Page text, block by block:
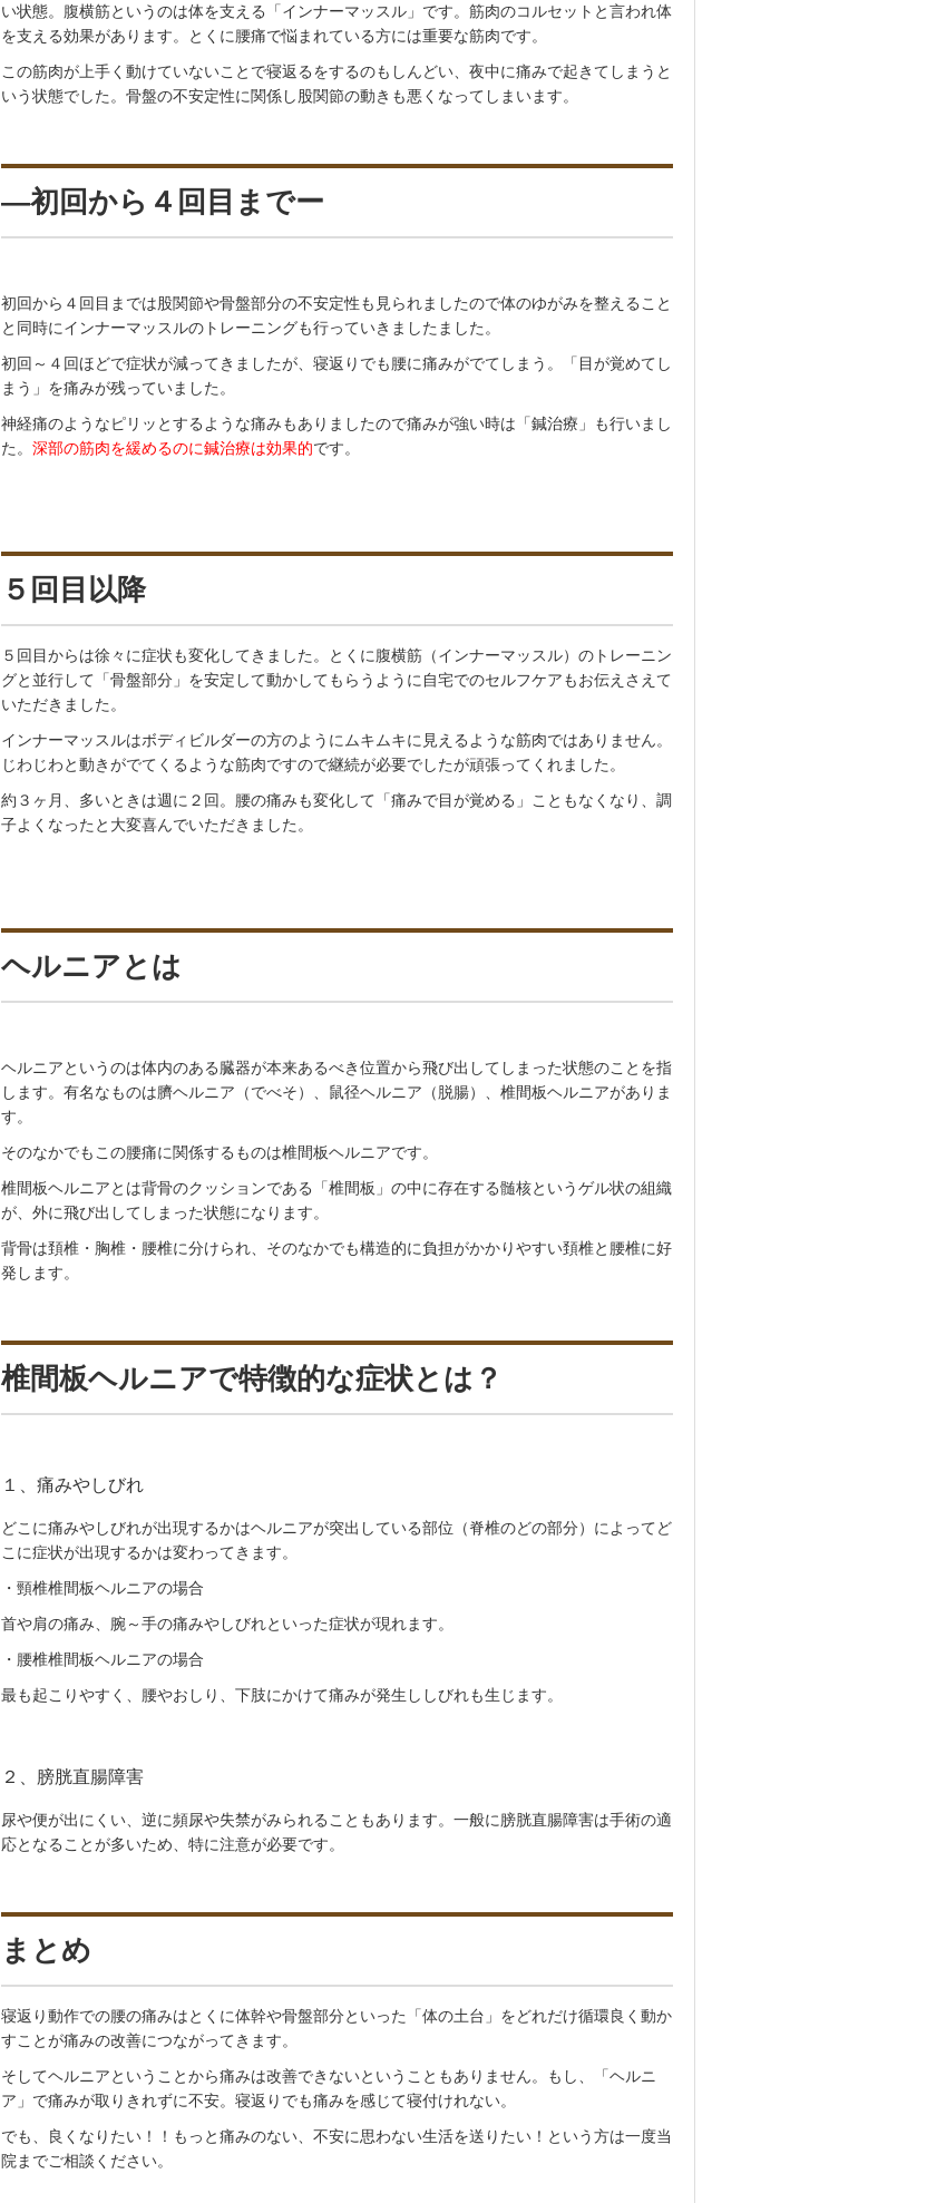
い状態。腹横筋というのは体を支える「インナーマッスル」です。筋肉のコルセットと言われ体
を支える効果があります。とくに腰痛で悩まれている方には重要な筋肉です。
この筋肉が上手く動けていないことで寝返るをするのもしんどい、夜中に痛みで起きてしまうと
いう状態でした。骨盤の不安定性に関係し股関節の動きも悪くなってしまいます。
—初回から４回目までー
初回から４回目までは股関節や骨盤部分の不安定性も見られましたので体のゆがみを整えること
と同時にインナーマッスルのトレーニングも行っていきましたました。
初回～４回ほどで症状が減ってきましたが、寝返りでも腰に痛みがでてしまう。「目が覚めてし
まう」を痛みが残っていました。
神経痛のようなピリッとするような痛みもありましたので痛みが強い時は「鍼治療」も行いまし
た。 深部の筋肉を緩めるのに鍼治療は効果的です。
５回目以降
５回目からは徐々に症状も変化してきました。とくに腹横筋（インナーマッスル）のトレーニン
グと並行して「骨盤部分」を安定して動かしてもらうように自宅でのセルフケアもお伝えさえて
いただきました。
インナーマッスルはボディビルダーの方のようにムキムキに見えるような筋肉ではありません。
じわじわと動きがでてくるような筋肉ですので継続が必要でしたが頑張ってくれました。
約３ヶ月、多いときは週に２回。腰の痛みも変化して「痛みで目が覚める」こともなくなり、調
子よくなったと大変喜んでいただきました。
ヘルニアとは
ヘルニアというのは体内のある臓器が本来あるべき位置から飛び出してしまった状態のことを指
します。有名なものは臍ヘルニア（でべそ）、鼠径ヘルニア（脱腸）、椎間板ヘルニアがありま
す。
そのなかでもこの腰痛に関係するものは椎間板ヘルニアです。
椎間板ヘルニアとは背骨のクッションである「椎間板」の中に存在する髄核というゲル状の組織
が、外に飛び出してしまった状態になります。
背骨は頚椎・胸椎・腰椎に分けられ、そのなかでも構造的に負担がかかりやすい頚椎と腰椎に好
発します。
椎間板ヘルニアで特徴的な症状とは？
１、痛みやしびれ
どこに痛みやしびれが出現するかはヘルニアが突出している部位（脊椎のどの部分）によってど
こに症状が出現するかは変わってきます。
・頸椎椎間板ヘルニアの場合
首や肩の痛み、腕～手の痛みやしびれといった症状が現れます。
・腰椎椎間板ヘルニアの場合
最も起こりやすく、腰やおしり、下肢にかけて痛みが発生ししびれも生じます。
２、膀胱直腸障害
尿や便が出にくい、逆に頻尿や失禁がみられることもあります。一般に膀胱直腸障害は手術の適
応となることが多いため、特に注意が必要です。
まとめ
寝返り動作での腰の痛みはとくに体幹や骨盤部分といった「体の土台」をどれだけ循環良く動か
すことが痛みの改善につながってきます。
そしてヘルニアということから痛みは改善できないということもありません。もし、「ヘルニ
ア」で痛みが取りきれずに不安。寝返りでも痛みを感じて寝付けれない。
でも、良くなりたい！！もっと痛みのない、不安に思わない生活を送りたい！という方は一度当
院までご相談ください。